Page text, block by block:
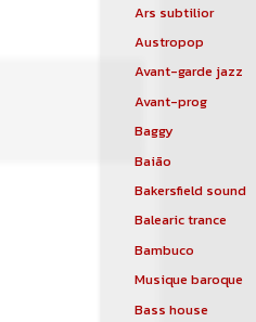
Ars subtilior
Austropop
Avant-garde jazz
Avant-prog
Baggy
Baião
Bakersfield sound
Balearic trance
Bambuco
Musique baroque
Bass house